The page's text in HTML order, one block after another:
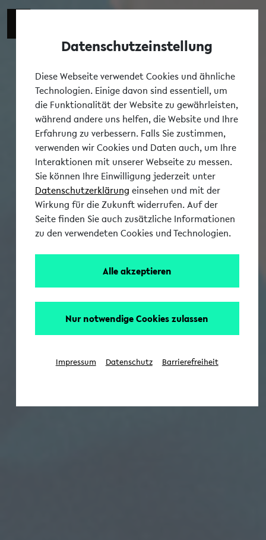
Datenschutzeinstellung
Diese Webseite verwendet Cookies und ähnliche
Technologien. Einige davon sind essentiell, um
die Funktionalität der Website zu gewährleisten,
während andere uns helfen, die Website und Ihre
Erfahrung zu verbessern. Falls Sie zustimmen,
verwenden wir Cookies und Daten auch, um Ihre
Interaktionen mit unserer Webseite zu messen.
Sie können Ihre Einwilligung jederzeit unter
Datenschutzerklärung einsehen und mit der
Wirkung für die Zukunft widerrufen. Auf der
Seite finden Sie auch zusätzliche Informationen
zu den verwendeten Cookies und Technologien.
Alle akzeptieren
Nur notwendige Cookies zulassen
Impressum Datenschutz Barrierefreiheit